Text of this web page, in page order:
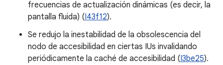
frecuencias de actualización dinámicas (es decir, la
pantalla fluida) (I43f12).
Se redujo la inestabilidad de la obsolescencia del
nodo de accesibilidad en ciertas IUs invalidando
periódicamente la caché de accesibilidad (I3be25).